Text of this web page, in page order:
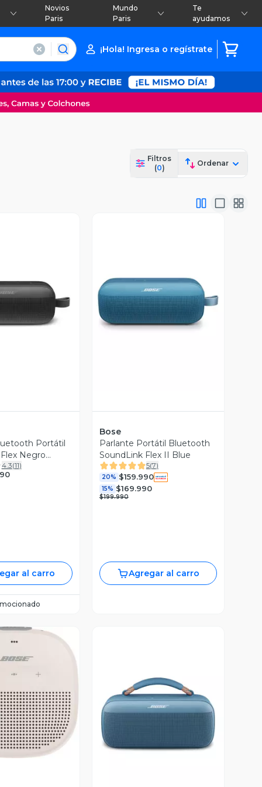
Novios
Paris
Mundo
Paris
Te
ayudamos
¡Hola! Ingresa o regístrate
Filtros
(0)
Ordenar
Portátil
Negro
4.3(11)
al carro
Vista Previa
Bose
Parlante Portátil Bluetooth
SoundLink Flex II Blue
5(7)
20% $159.990
15% $169.990
$199.990
Agregar al carro
Previa